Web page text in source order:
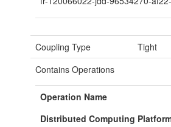
Coupling Type
Tight
Contains Operations
Operation Name
Distributed Computing